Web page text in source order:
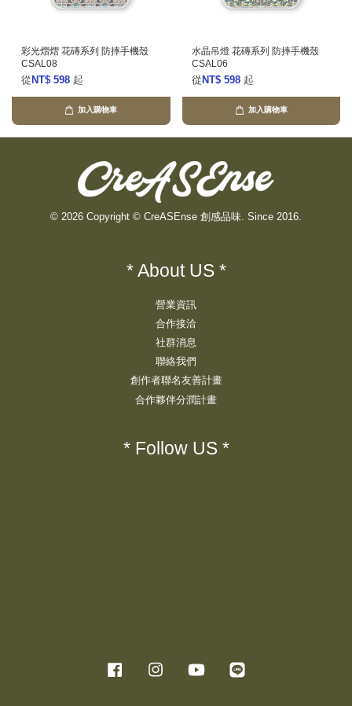
彩光熠熠 花磚系列 防摔手機殼
CSAL08
從 NT$ 598 起
加入購物車
水晶吊燈 花磚系列 防摔手機殼
CSAL06
從 NT$ 598 起
加入購物車
© 2026 Copyright © CreASEnse 創感品味. Since 2016.
* About US *
營業資訊
合作接洽
社群消息
聯絡我們
創作者聯名友善計畫
合作夥伴分潤計畫
* Follow US *
Facebook Instagram YouTube